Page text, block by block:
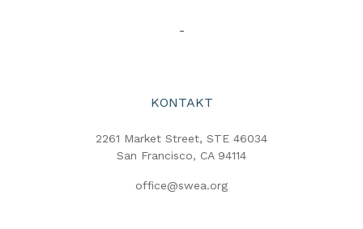
-
KONTAKT
2261 Market Street, STE 46034
San Francisco, CA 94114
office@swea.org